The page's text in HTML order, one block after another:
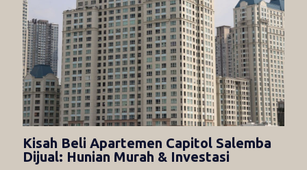
Kisah Beli Apartemen Capitol Salemba
Dijual: Hunian Murah & Investasi